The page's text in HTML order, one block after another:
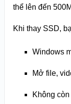
thể lên đến
Khi thay SSD,
Windows
Mở file,
Không còn